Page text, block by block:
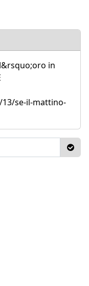
in
se-il-mattino-